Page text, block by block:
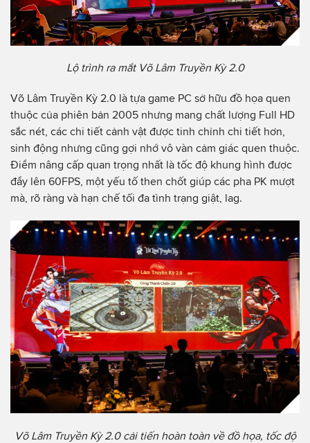
Lộ trình ra mắt Võ Lâm Truyền Kỳ 2.0
Võ Lâm Truyền Kỳ 2.0 là tựa game PC sở hữu đồ họa quen
thuộc của phiên bản 2005 nhưng mang chất lượng Full HD
sắc nét, các chi tiết cảnh vật được tinh chỉnh chi tiết hơn,
sinh động nhưng cũng gợi nhớ vô vàn cảm giác quen thuộc.
Điểm nâng cấp quan trọng nhất là tốc độ khung hình được
đẩy lên 60FPS, một yếu tố then chốt giúp các pha PK mượt
mà, rõ ràng và hạn chế tối đa tình trạng giật, lag.
Võ Lâm Truyền Kỳ 2.0 cải tiến hoàn toàn về đồ họa, tốc độ